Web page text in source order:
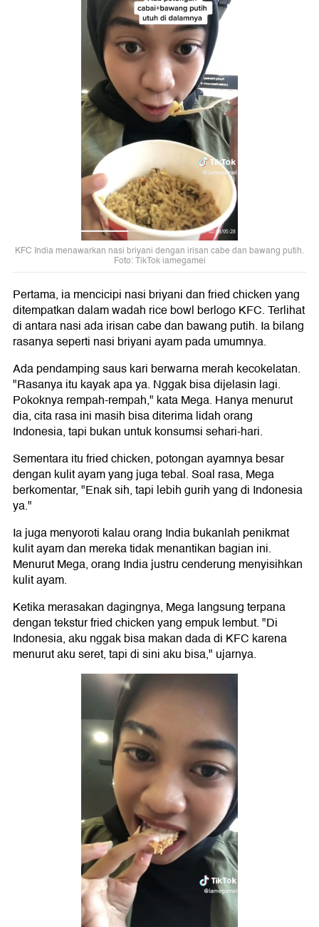
KFC India menawarkan nasi briyani dengan irisan cabe dan bawang putih.
Foto: TikTok iamegamei
Pertama, ia mencicipi nasi briyani dan fried chicken yang
ditempatkan dalam wadah rice bowl berlogo KFC. Terlihat
di antara nasi ada irisan cabe dan bawang putih. Ia bilang
rasanya seperti nasi briyani ayam pada umumnya.
Ada pendamping saus kari berwarna merah kecokelatan.
"Rasanya itu kayak apa ya. Nggak bisa dijelasin lagi.
Pokoknya rempah-rempah," kata Mega. Hanya menurut
dia, cita rasa ini masih bisa diterima lidah orang
Indonesia, tapi bukan untuk konsumsi sehari-hari.
Sementara itu fried chicken, potongan ayamnya besar
dengan kulit ayam yang juga tebal. Soal rasa, Mega
berkomentar, "Enak sih, tapi lebih gurih yang di Indonesia
ya."
Ia juga menyoroti kalau orang India bukanlah penikmat
kulit ayam dan mereka tidak menantikan bagian ini.
Menurut Mega, orang India justru cenderung menyisihkan
kulit ayam.
Ketika merasakan dagingnya, Mega langsung terpana
dengan tekstur fried chicken yang empuk lembut. "Di
Indonesia, aku nggak bisa makan dada di KFC karena
menurut aku seret, tapi di sini aku bisa," ujarnya.